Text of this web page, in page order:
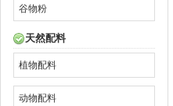
谷物粉
天然配料
植物配料
动物配料